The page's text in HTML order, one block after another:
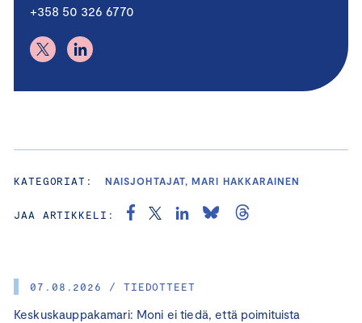
07.08.2026 / TIEDOTTEET
Keskuskauppakamari: Moni ei tiedä, että poimituista
+358 50 326 6770
KATEGORIAT: NAISJOHTAJAT, MARI HAKKARAINEN
JAA ARTIKKELI: